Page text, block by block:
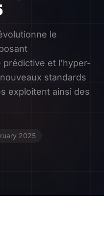
Affilié
le
prédictive et l’hyper-
standards
exploitent ainsi des
2025
·